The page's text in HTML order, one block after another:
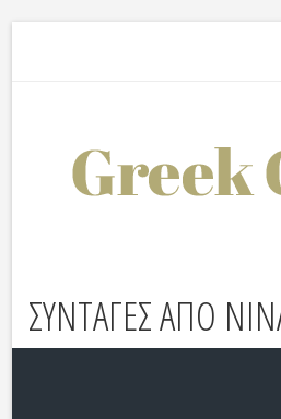
ΣΥΝΤΑΓΕΣ ΑΠΟ